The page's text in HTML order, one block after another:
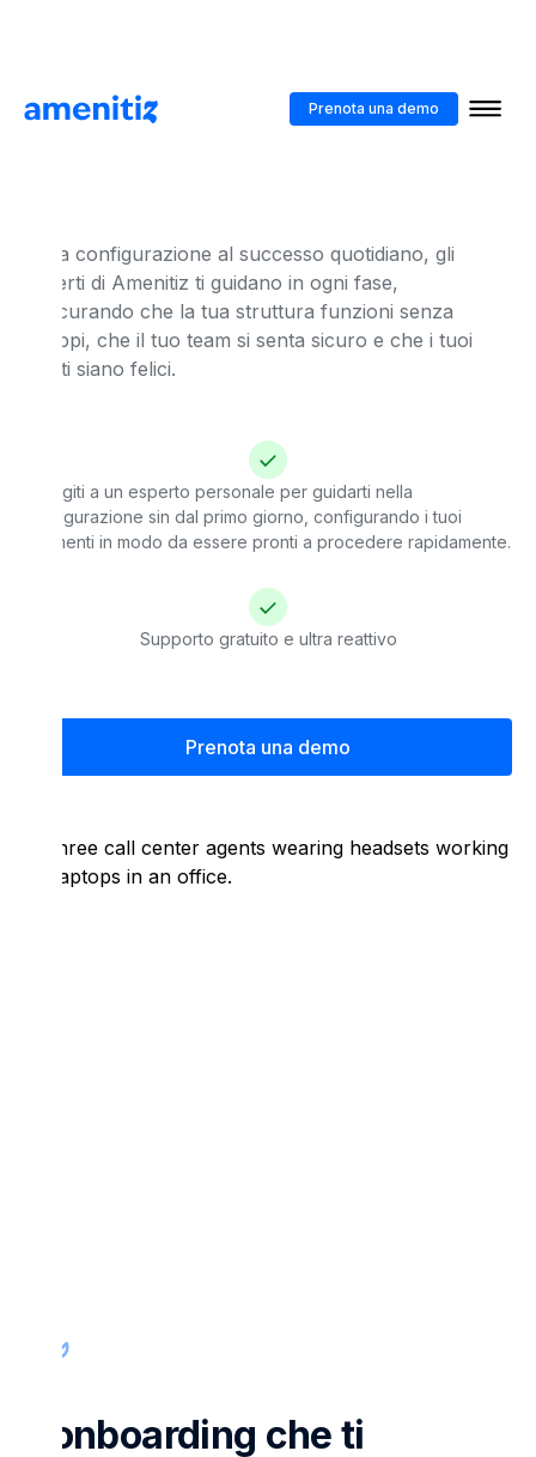
Prenota una demo
Siamo con te in ogni
Dalla configurazione al successo quotidiano, gli
esperti di Amenitiz ti guidano in ogni fase,
assicurando che la tua struttura funzioni senza
intoppi, che il tuo team si senta sicuro e che i tuoi
ospiti siano felici.
Rivolgiti a un esperto personale per guidarti nella
configurazione sin dal primo giorno, configurando i tuoi
strumenti in modo da essere pronti a procedere rapidamente.
Supporto gratuito e ultra reattivo
Prenota una demo
L'onboarding che ti